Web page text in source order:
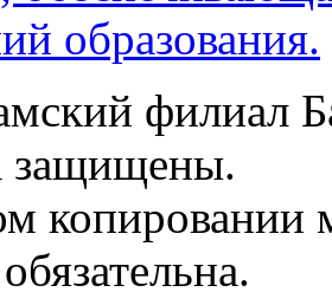
образования.
филиал
защищены.
копировании